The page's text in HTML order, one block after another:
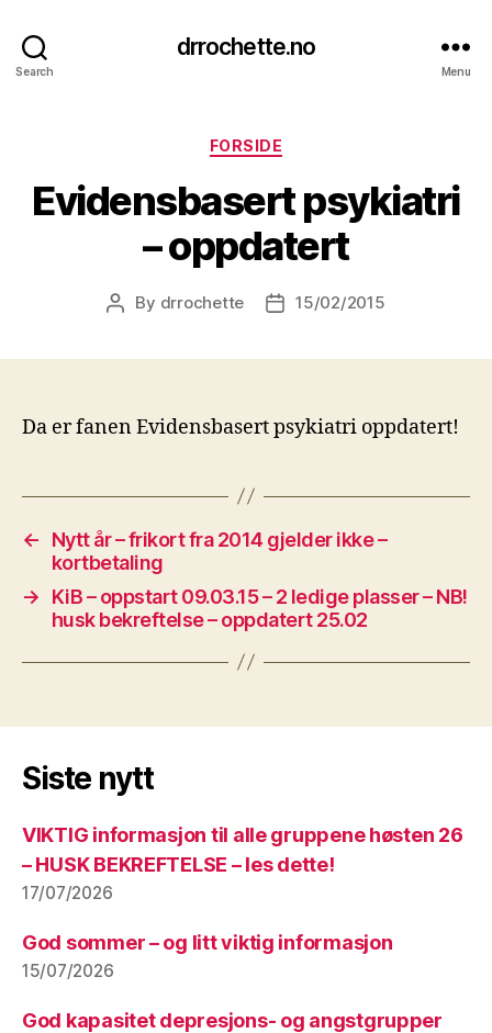
Search
drrochette.no
Menu
Categories
FORSIDE
Evidensbasert psykiatri
– oppdatert
Post
By drrochette
Post15/02/2015
Da er fanen Evidensbasert psykiatri oppdatert!
←
Nytt år – frikort fra 2014 gjelder ikke –
kortbetaling
→
KiB – oppstart 09.03.15 – 2 ledige plasser – NB!
husk bekreftelse – oppdatert 25.02
Siste nytt
VIKTIG informasjon til alle gruppene høsten 26
– HUSK BEKREFTELSE – les dette!
17/07/2026
God sommer – og litt viktig informasjon
15/07/2026
God kapasitet depresjons- og angstgrupper